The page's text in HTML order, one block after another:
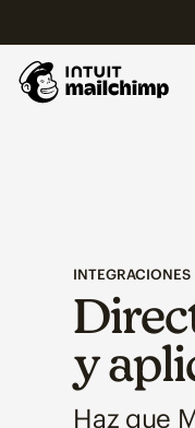
INTEGRACIONES
y
Haz que